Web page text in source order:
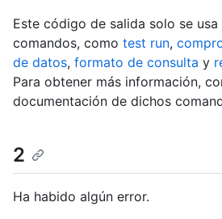
Este código de salida solo se usa
comandos, como test run,
de datos, formato de consulta y
Para obtener más información,
documentación de dichos
2
Ha habido algún error.